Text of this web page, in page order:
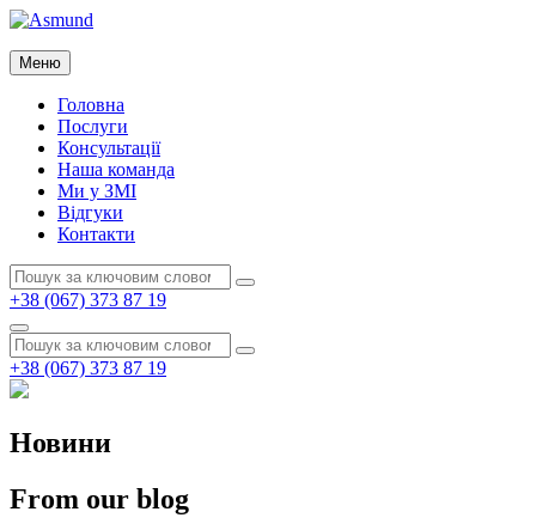
Перейти
вмісту
Asmund
Asmund
Меню
Головна
Послуги
Консультації
Наша команда
Ми у ЗМІ
Відгуки
Контакти
Пошук:
Пошук
+38 (067) 373 87 19
Пошук
Пошук:
Пошук
+38 (067) 373 87 19
Новини
From our blog